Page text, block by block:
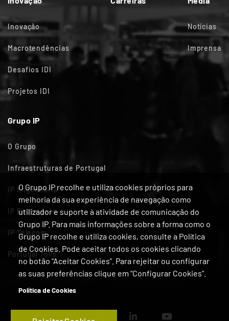
O Grupo IP recolhe e utiliza cookies próprios para
melhoria da sua experiência de navegação como
utilizador e suporte à atividade de comunicação do
Grupo IP. Para mais informações sobre a forma como o
Grupo IP recolhe e utiliza cookies, consulte a Política
de Cookies. Pode aceitar todos os cookies clicando
no botão “Aceitar Cookies”. Para rejeitar ou configurar
as suas preferências clique em “Configurar Cookies”.
Política de Cookies
Inovação
Macrotendências
Desafios IDI
Projetos IDI
Notícias
Imprensa
Grupo IP
O Grupo
Infraestruturas de Portugal
IP Engenharia
IP Património
IP Telecom
Portugal Tolls